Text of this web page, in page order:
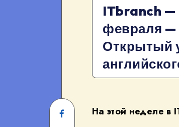
ITbranch —
февраля —
Открытый
Share
На этой неделе в